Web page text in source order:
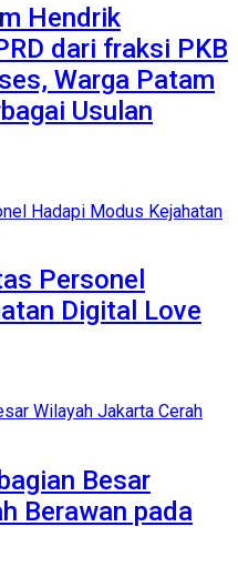
Hendrik
dari fraksi PKB
Warga Patam
Usulan
Personel
Digital Love
Besar
Berawan pada